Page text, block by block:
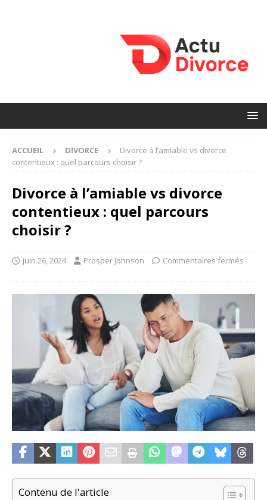
ACCUEIL DIVORCE
Divorce à l’amiable vs divorce
contentieux : quel parcours choisir ?
Divorce à l’amiable vs divorce
contentieux : quel parcours
choisir ?
juin 26, 2024 Prosper Johnson Commentaires fermés
Contenu de l'article